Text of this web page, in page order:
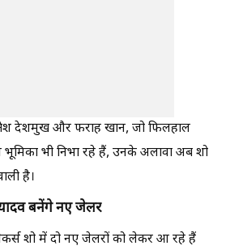
देशमुख और फराह खान, जो फिलहाल
भी निभा रहे हैं, उनके अलावा अब शो
है।
बनेंगे नए जेलर
शो में दो नए जेलरों को लेकर आ रहे हैं